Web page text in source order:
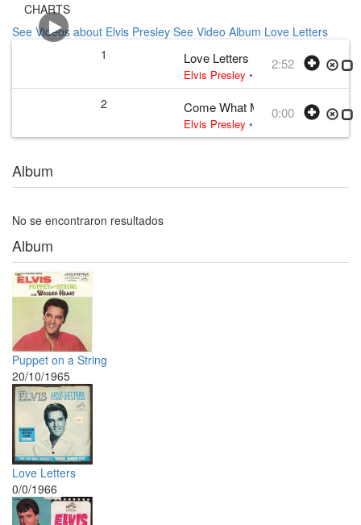
CHARTS
See Videos about Elvis Presley See Video Album Love Letters
1
Love Letters
Elvis Presley • Elvis Presley • w:
2:52
2 Come What May
Elvis Presley • 1966
0:00
Album
No se encontraron resultados
Album
Puppet on a String
20/10/1965
Love Letters
0/0/1966